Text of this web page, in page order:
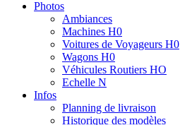
Photos
Ambiances
Machines H0
Voitures de Voyageurs H0
Wagons H0
Véhicules Routiers HO
Echelle N
Infos
Planning de livraison
Historique des modèles